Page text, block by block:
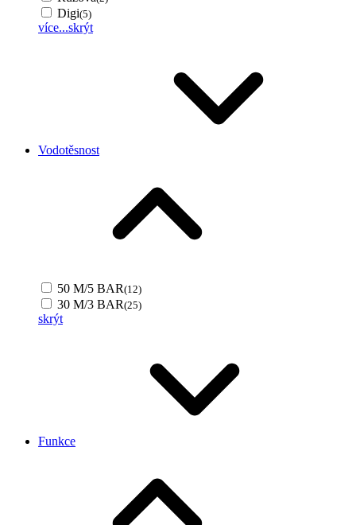
Digi(5)
více...skrýt
Vodotěsnost
50 M/5 BAR(12)
30 M/3 BAR(25)
skrýt
Funkce